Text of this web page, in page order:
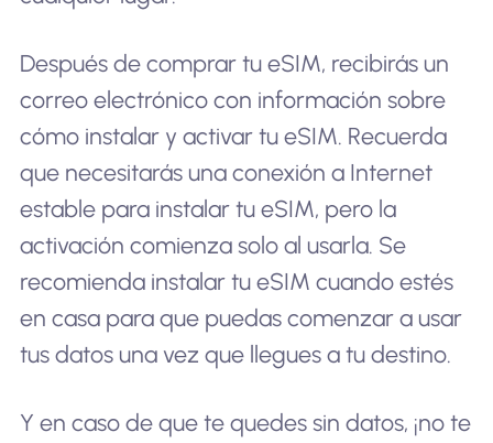
Después de comprar tu eSIM, recibirás un
correo electrónico con información sobre
cómo instalar y activar tu eSIM. Recuerda
que necesitarás una conexión a Internet
estable para instalar tu eSIM, pero la
activación comienza solo al usarla. Se
recomienda instalar tu eSIM cuando estés
en casa para que puedas comenzar a usar
tus datos una vez que llegues a tu destino.
Y en caso de que te quedes sin datos, ¡no te